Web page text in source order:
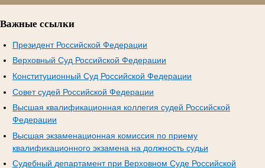
Важные ссылки
Президент Российской Федерации
Верховный Суд Российской Федерации
Конституционный Суд Российской Федерации
Совет судей Российской Федерации
Высшая квалификационная коллегия судей Российской
Федерации
Высшая экзаменационная комиссия по приему
квалификационного экзамена на должность судьи
Судебный департамент при Верховном Суде Российской